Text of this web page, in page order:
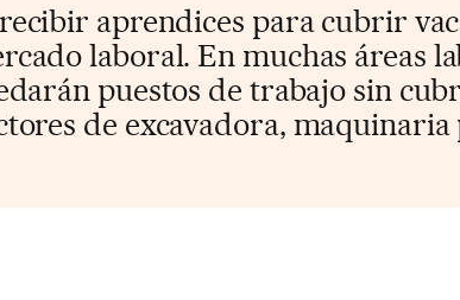
aprendices para cubrir
laboral. En muchas áreas
puestos de trabajo sin
de excavadora,